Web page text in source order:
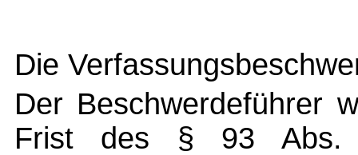
Die
Der Beschwerdeführer
Frist des § 93 Abs.